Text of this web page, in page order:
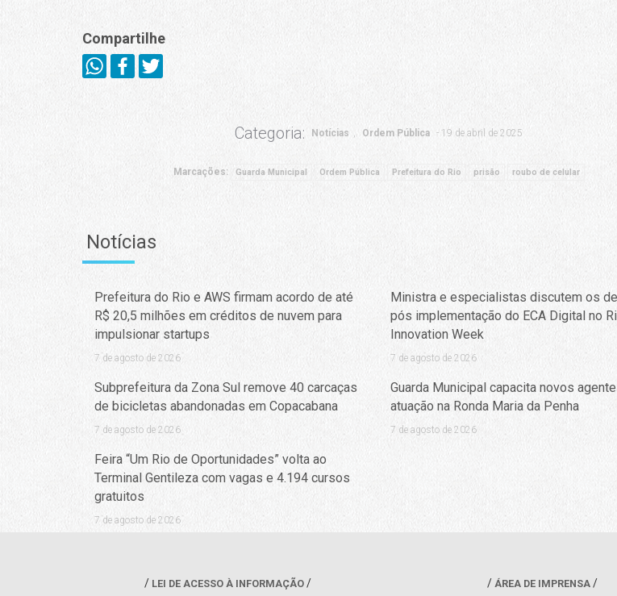
Compartilhe
Categoria: Notícias Ordem Pública 19 de abril de 2025
Marcações: Guarda Municipal Ordem Pública Prefeitura do Rio prisão roubo de celular
Notícias
Prefeitura do Rio e AWS firmam acordo de até
R$ 20,5 milhões em créditos de nuvem para
impulsionar startups
7 de agosto de 2026
Ministra e especialistas discutem os
pós implementação do ECA Digital no
Innovation Week
7 de agosto de 2026
Subprefeitura da Zona Sul remove 40 carcaças
de bicicletas abandonadas em Copacabana
7 de agosto de 2026
Guarda Municipal capacita novos
atuação na Ronda Maria da Penha
7 de agosto de 2026
Feira “Um Rio de Oportunidades” volta ao
Terminal Gentileza com vagas e 4.194 cursos
gratuitos
7 de agosto de 2026
LEI DE ACESSO À INFORMAÇÃO ÁREA DE IMPRENSA